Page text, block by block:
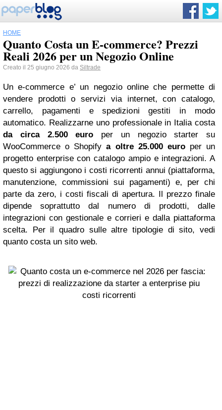
HOME
Quanto Costa un E-commerce? Prezzi
Reali 2026 per un Negozio Online
Creato il 25 giugno 2026 da Siltrade
Un e-commerce e’ un negozio online che permette di
vendere prodotti o servizi via internet, con catalogo,
carrello, pagamenti e spedizioni gestiti in modo
automatico. Realizzarne uno professionale in Italia costa
da circa 2.500 euro per un negozio starter su
WooCommerce o Shopifya oltre 25.000 europer un
progetto enterprise con catalogo ampio e integrazioni. A
questo si aggiungono i costi ricorrenti annui (piattaforma,
manutenzione, commissioni sui pagamenti) e, per chi
parte da zero, i costi fiscali di apertura. Il prezzo finale
dipende soprattutto dal numero di prodotti, dalle
integrazioni con gestionale e corrieri e dalla piattaforma
scelta. Per il quadro sulle altre tipologie di sito, vedi
quanto costa un sito web.